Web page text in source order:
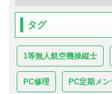
タグ
1等無人航空機操縦士
PC修理 PC定期メン